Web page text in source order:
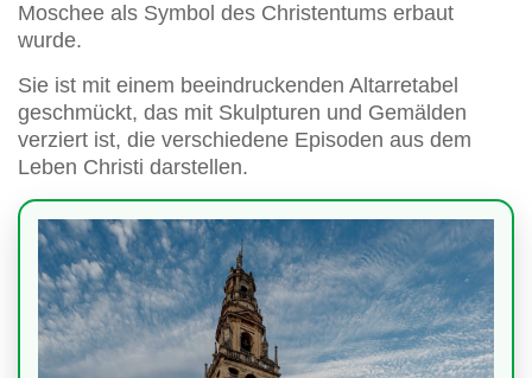
Moschee als Symbol des Christentums erbaut
wurde.
Sie ist mit einem beeindruckenden Altarretabel
geschmückt, das mit Skulpturen und Gemälden
verziert ist, die verschiedene Episoden aus dem
Leben Christi darstellen.